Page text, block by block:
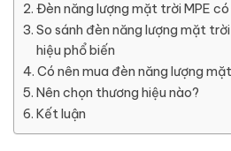
Đèn năng lượng mặt trời MPE
So sánh đèn năng lượng mặt
hiệu phổ biến
Có nên mua đèn năng lượng
Nên chọn thương hiệu nào?
Kết luận